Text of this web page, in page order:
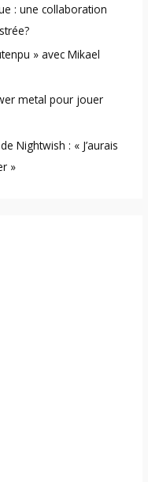
: une collaboration
» avec Mikael
metal pour jouer
Nightwish : « J’aurais
»